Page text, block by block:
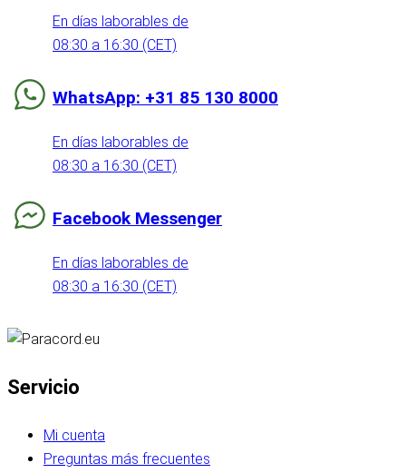
En días laborables de
08:30 a 16:30 (CET)
WhatsApp: +31 85 130 8000
En días laborables de
08:30 a 16:30 (CET)
Facebook Messenger
En días laborables de
08:30 a 16:30 (CET)
Servicio
Mi cuenta
Preguntas más frecuentes